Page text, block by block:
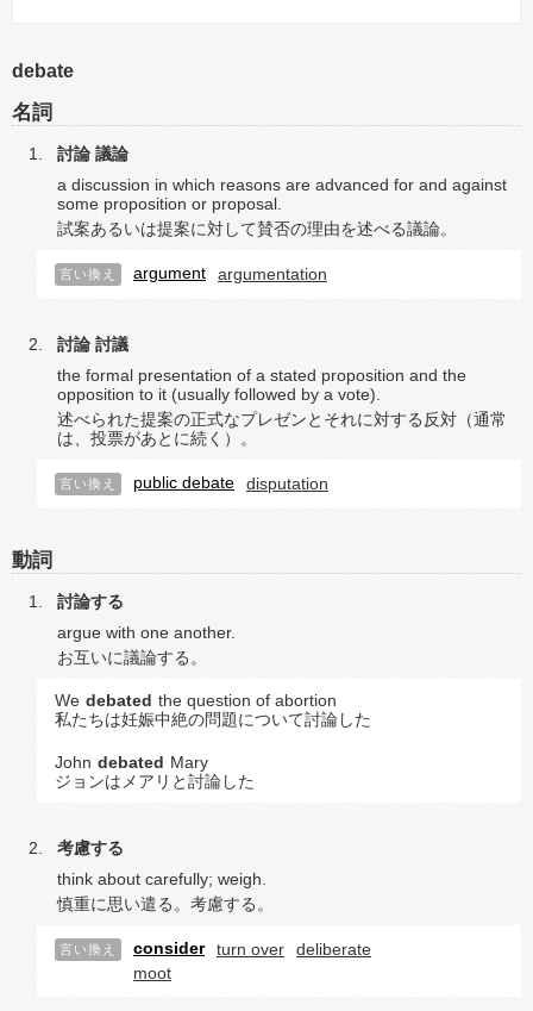
debate
名詞
討論 議論
a discussion in which reasons are advanced for and against
some proposition or proposal.
試案あるいは提案に対して賛否の理由を述べる議論。
言い換え argument argumentation
討論 討議
the formal presentation of a stated proposition and the
opposition to it (usually followed by a vote).
述べられた提案の正式なプレゼンとそれに対する反対（通常
は、投票があとに続く）。
言い換え public debate disputation
動詞
討論する
argue with one another.
お互いに議論する。
We debated the question of abortion
私たちは妊娠中絶の問題について討論した
John debated Mary
ジョンはメアリと討論した
考慮する
think about carefully; weigh.
慎重に思い遣る。考慮する。
言い換え consider turn over
deliberate
moot